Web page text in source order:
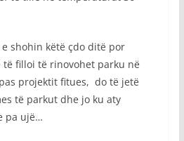
shohin këtë çdo ditë por
filloi të rinovohet parku në
projektit fitues, do të jetë
të parkut dhe jo ku aty
pa ujë…